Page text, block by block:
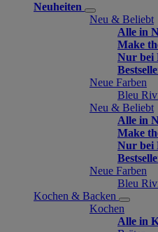
Neuheiten
Neu & Beliebt
Alle in
Make
Nur bei
Neue Farben
Bleu
Neu & Beliebt
Alle in
Make
Nur bei
Neue Farben
Bleu
Kochen & Backen
Kochen
Alle in